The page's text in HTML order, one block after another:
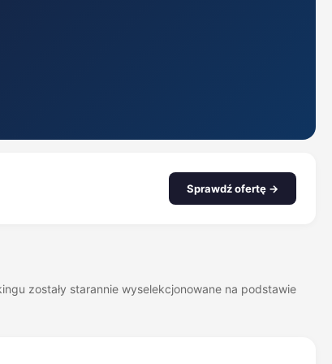
Sprawdź ofertę →
zostały starannie wyselekcjonowane na podstawie